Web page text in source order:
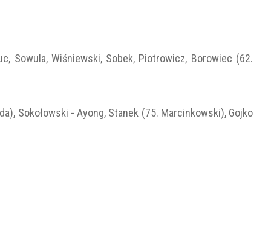
Sowula, Wiśniewski, Sobek, Piotrowicz, Borowiec (62.
Sokołowski - Ayong, Stanek (75. Marcinkowski), Gojko